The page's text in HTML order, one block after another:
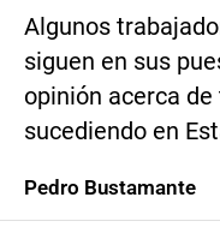
Algunos
siguen en sus
opinión acerca
sucediendo en
Pedro Bustamante